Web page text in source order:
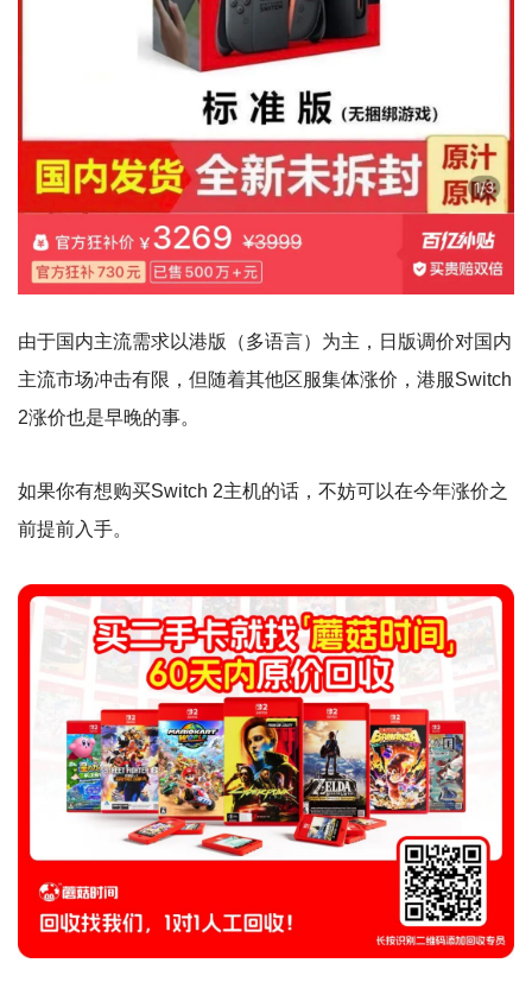
由于国内主流需求以港版（多语言）为主，日版调价对国内
主流市场冲击有限，但随着其他区服集体涨价，港服Switch
2涨价也是早晚的事。
如果你有想购买Switch 2主机的话，不妨可以在今年涨价之
前提前入手。